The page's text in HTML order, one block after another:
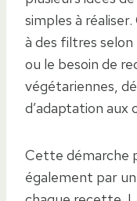
simples à
à des filtres selon
ou le besoin de
végétariennes,
d’adaptation aux
Cette démarche
également par